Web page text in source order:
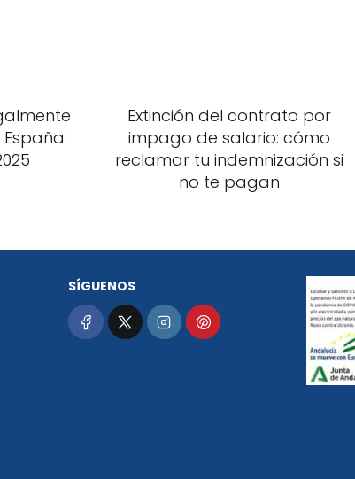
Extinción del contrato por
impago de salario: cómo
reclamar tu indemnización si
no te pagan
SÍGUENOS